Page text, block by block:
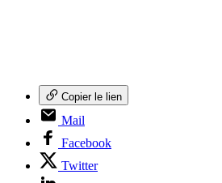
Copier le lien
Mail
Facebook
Twitter